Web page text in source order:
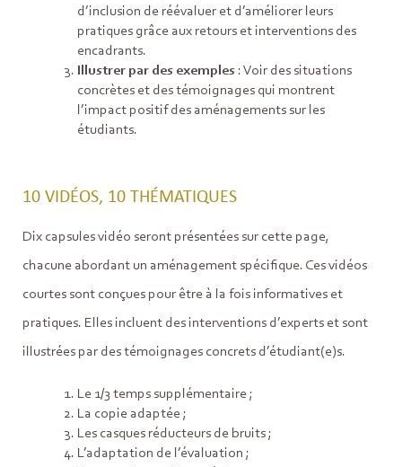
d’inclusion de réévaluer et d’améliorer leurs
pratiques grâce aux retours et interventions des
encadrants.
Illustrer par des exemples: Voir des situations
concrètes et des témoignages qui montrent
l’impact positif des aménagements sur les
étudiants.
10 VIDÉOS, 10 THÉMATIQUES
Dix capsules vidéo seront présentées sur cette page,
chacune abordant un aménagement spécifique. Ces vidéos
courtes sont conçues pour être à la fois informatives et
pratiques. Elles incluent des interventions d’experts et sont
illustrées par des témoignages concrets d’étudiant(e)s.
Le 1/3 temps supplémentaire ;
La copie adaptée ;
Les casques réducteurs de bruits ;
L’adaptation de l’évaluation ;